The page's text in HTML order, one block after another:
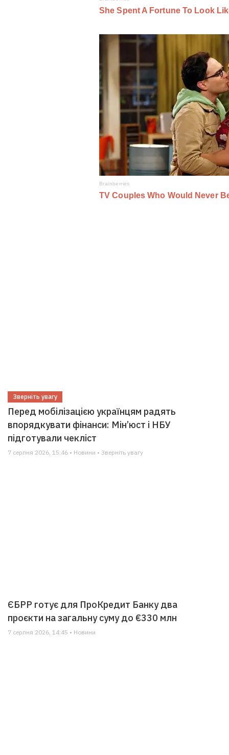
Зверніть увагу
Перед мобілізацією українцям радять
впорядкувати фінанси: Мін’юст і НБУ
підготували чекліст
7 серпня 2026, 15:46 • Новини • Зверніть увагу
ЄБРР готує для ПроКредит Банку два
проєкти на загальну суму до €330 млн
7 серпня 2026, 14:45 • Новини